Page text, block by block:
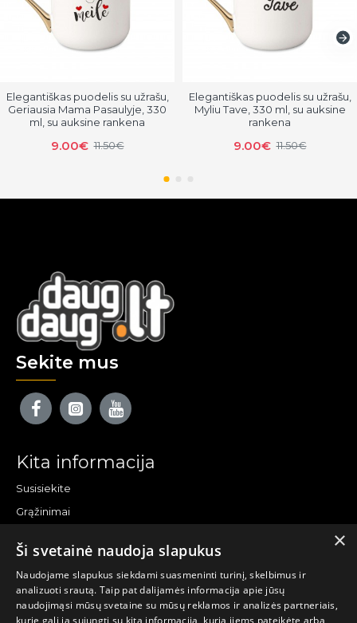
Elegantiškas puodelis su užrašu,
Geriausia Mama Pasaulyje, 330
ml, su auksine rankena
9.00€ 11.50€
Elegantiškas puodelis su užrašu,
Myliu Tave, 330 ml, su auksine
rankena
9.00€ 11.50€
Sekite mus
Kita informacija
Susisiekite
Grąžinimai
Pirkėjo paskyra
Mano paskyra
×
Ši svetainė naudoja slapukus
Naudojame slapukus siekdami suasmeninti turinį, skelbimus ir
analizuoti srautą. Taip pat dalijamės informacija apie jūsų
naudojimąsi mūsų svetaine su mūsų reklamos ir analizės partneriais,
kurie gali ją sujungti su kita informacija, kurią jiems pateikėte arba